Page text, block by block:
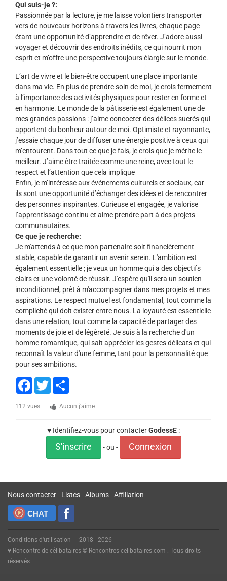
Qui suis-je ?:
Passionnée par la lecture, je me laisse volontiers transporter
vers de nouveaux horizons à travers les livres, chaque page
étant une opportunité d’apprendre et de rêver. J’adore aussi
voyager et découvrir des endroits inédits, ce qui nourrit mon
esprit et m’offre une perspective toujours élargie sur le monde.
L’art de vivre et le bien-être occupent une place importante
dans ma vie. En plus de prendre soin de moi, je crois fermement
à l’importance des activités physiques pour rester en forme et
en harmonie. Le monde de la pâtisserie est également une de
mes grandes passions : j’aime concocter des délices sucrés qui
apportent du bonheur autour de moi. Optimiste et rayonnante,
j’essaie chaque jour de diffuser une énergie positive à ceux qui
m’entourent. Dans tout ce que je fais, je crois que je mérite le
meilleur. J’aime être traitée comme une reine, avec tout le
respect et l’attention que cela implique
Enfin, je m’intéresse aux événements culturels et sociaux, car
ils sont une opportunité d’échanger des idées et de rencontrer
des personnes inspirantes. Curieuse et engagée, je valorise
l’apprentissage continu et aime prendre part à des projets
communautaires.
Ce que je recherche:
Je m'attends à ce que mon partenaire soit financièrement
stable, capable de garantir un avenir serein. L'ambition est
également essentielle ; je veux un homme qui a des objectifs
clairs et une volonté de réussir. J'espère qu'il sera un soutien
inconditionnel, prêt à m'accompagner dans mes projets et mes
aspirations. Le respect mutuel est fondamental, tout comme la
complicité qui doit exister entre nous. La loyauté est essentielle
dans une relation, tout comme la capacité de partager des
moments de joie et de légèreté. Je suis à la recherche d'un
homme romantique, qui sait apprécier les gestes délicats et qui
reconnaît la valeur d'une femme, tant pour la personnalité que
pour ses ambitions.
Facebook
Twitter
112 vues Aucun j'aime
♥ Identifiez-vous pour contacterGodessE :
S'inscrire - ou - Connexion
Nous contacter Listes Albums Affiliation
CHAT
Conditions d'utilisation
| 2018 - 2026
♥ Rencontre de célibataires © Rencontres-celibataires.com : Tous droits
réservés